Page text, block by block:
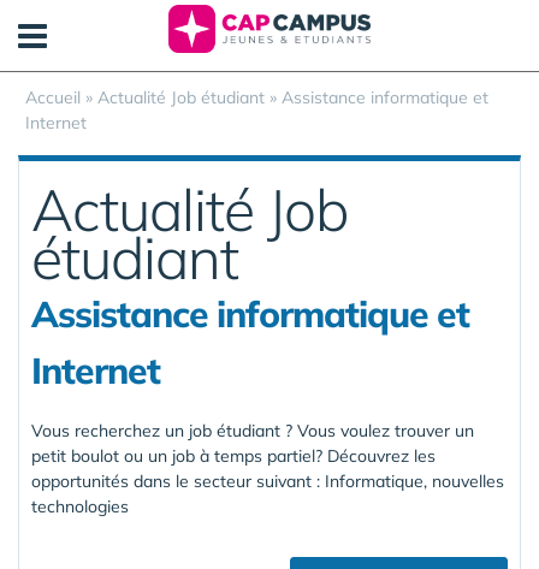
Accueil » Actualité Job étudiant » Assistance informatique et
Internet
Actualité Job
étudiant
Assistance informatique et
Internet
Vous recherchez un job étudiant ? Vous voulez trouver un
petit boulot ou un job à temps partiel? Découvrez les
opportunités dans le secteur suivant : Informatique, nouvelles
technologies
Panneau de gestion des cookies